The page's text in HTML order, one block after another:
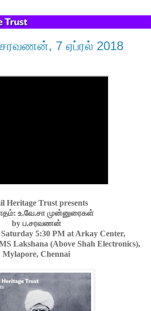
சரவணன், 7 ஏப்ரல் 2018
Heritage Trust presents
உ.வே.சா முன்னுரைகள்
by ​ப.சரவணன்
5:30 PM at Arkay Center,
Lakshana (Above Shah Electronics),
Mylapore, Chennai